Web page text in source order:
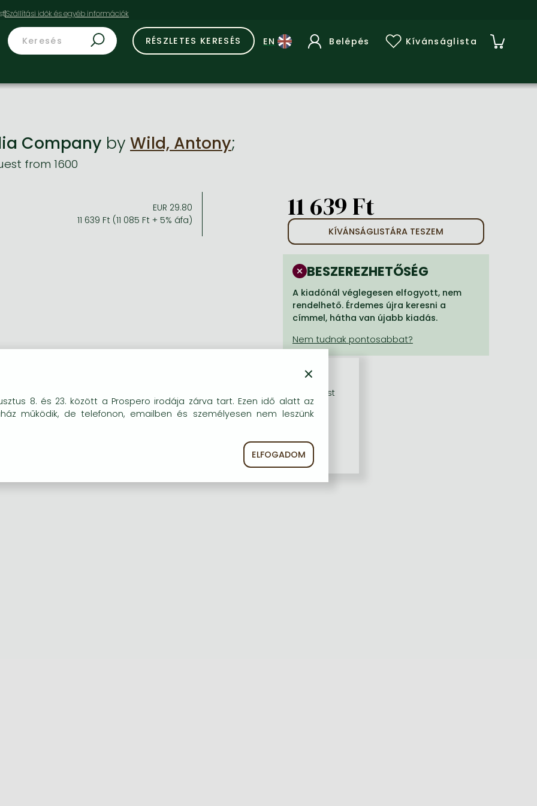
RÉSZLETES KERESÉS Belépés Kívánságlista
Company by Wild, Antony;
from 1600
EUR 29.80
11 639 Ft (11 085 Ft + 5% áfa)
11 639 Ft
KÍVÁNSÁGLISTÁRA TESZEM
BESZEREZHETŐSÉG
A kiadónál véglegesen elfogyott, nem
rendelhető. Érdemes újra keresni a
címmel, hátha van újabb kiadás.
×
8. és 23. között a Prospero irodája zárva tart. Ezen idő alatt az
működik, de telefonon, emailben és személyesen nem leszünk
ELFOGADOM
kat (sütiket) használunk, melyek célja, hogy teljesebb körű szolgáltatást
részére.